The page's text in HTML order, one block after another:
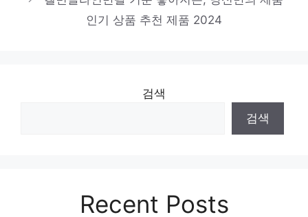
2024
인기 상품 추천 제품 2024
검색
검색
Recent Posts